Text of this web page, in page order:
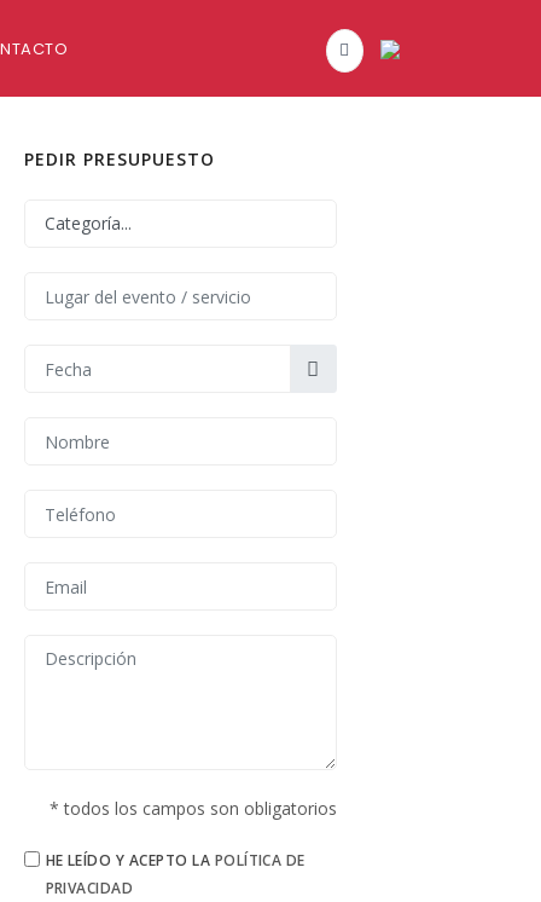
PEDIR PRESUPUESTO
* todos los campos son obligatorios
HE LEÍDO Y ACEPTO LA POLÍTICA DE
PRIVACIDAD